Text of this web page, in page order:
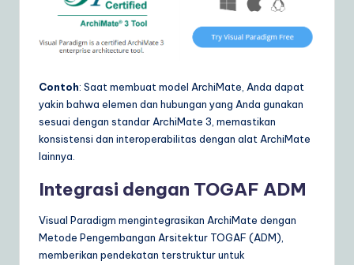
Contoh: Saat membuat model ArchiMate, Anda dapat
yakin bahwa elemen dan hubungan yang Anda gunakan
sesuai dengan standar ArchiMate 3, memastikan
konsistensi dan interoperabilitas dengan alat ArchiMate
lainnya.
Integrasi dengan TOGAF ADM
Visual Paradigm mengintegrasikan ArchiMate dengan
Metode Pengembangan Arsitektur TOGAF (ADM),
memberikan pendekatan terstruktur untuk